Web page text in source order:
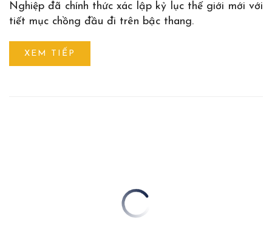
Nghiệp đã chính thức xác lập kỷ lục thế giới mới với
tiết mục chồng đầu đi trên bậc thang.
XEM TIẾP